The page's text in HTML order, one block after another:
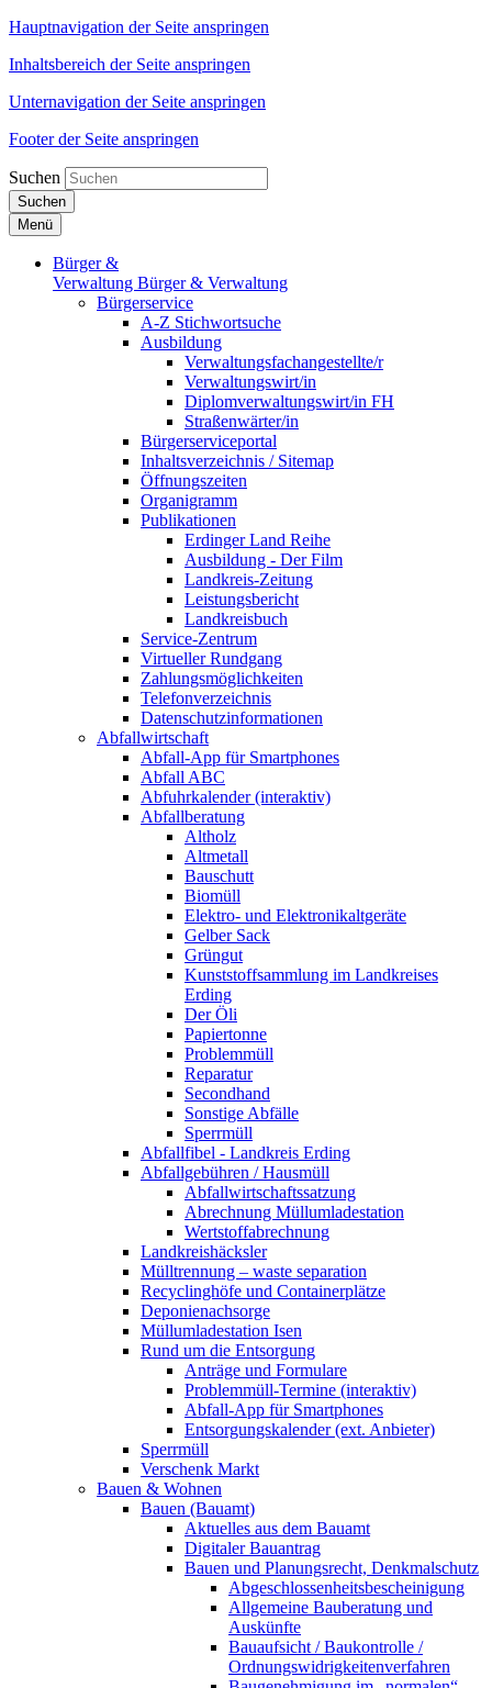
Hauptnavigation der Seite anspringen
Inhaltsbereich der Seite anspringen
Unternavigation der Seite anspringen
Footer der Seite anspringen
Suchen
Suchen
Menü
Bürger &
Verwaltung Bürger & Verwaltung
Bürgerservice
A-Z Stichwortsuche
Ausbildung
Verwaltungsfachangestellte/r
Verwaltungswirt/in
Diplomverwaltungswirt/in FH
Straßenwärter/in
Bürgerserviceportal
Inhaltsverzeichnis / Sitemap
Öffnungszeiten
Organigramm
Publikationen
Erdinger Land Reihe
Ausbildung - Der Film
Landkreis-Zeitung
Leistungsbericht
Landkreisbuch
Service-Zentrum
Virtueller Rundgang
Zahlungsmöglichkeiten
Telefonverzeichnis
Datenschutzinformationen
Abfallwirtschaft
Abfall-App für Smartphones
Abfall ABC
Abfuhrkalender (interaktiv)
Abfallberatung
Altholz
Altmetall
Bauschutt
Biomüll
Elektro- und Elektronikaltgeräte
Gelber Sack
Grüngut
Kunststoffsammlung im Landkreises
Erding
Der Öli
Papiertonne
Problemmüll
Reparatur
Secondhand
Sonstige Abfälle
Sperrmüll
Abfallfibel - Landkreis Erding
Abfallgebühren / Hausmüll
Abfallwirtschaftssatzung
Abrechnung Müllumladestation
Wertstoffabrechnung
Landkreishäcksler
Mülltrennung – waste separation
Recyclinghöfe und Containerplätze
Deponienachsorge
Müllumladestation Isen
Rund um die Entsorgung
Anträge und Formulare
Problemmüll-Termine (interaktiv)
Abfall-App für Smartphones
Entsorgungskalender (ext. Anbieter)
Sperrmüll
Verschenk Markt
Bauen & Wohnen
Bauen (Bauamt)
Aktuelles aus dem Bauamt
Digitaler Bauantrag
Bauen und Planungsrecht, Denkmalschutz
Abgeschlossenheitsbescheinigung
Allgemeine Bauberatung und
Auskünfte
Bauaufsicht / Baukontrolle /
Ordnungswidrigkeitenverfahren